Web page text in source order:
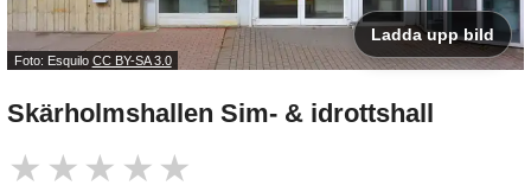
Foto: Esquilo CC BY-SA 3.0
Ladda upp bild
Skärholmshallen Sim- & idrottshall
★ ★ ★ ★ ★